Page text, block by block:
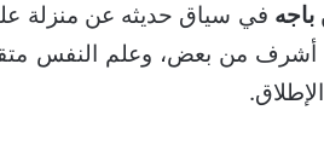
باجه في سياق حديثه عن منزلة
من بعض، وعلم النفس متقدّم